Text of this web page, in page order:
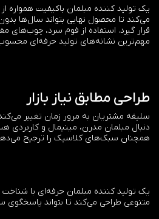
یک تولید کننده مبلمان باکیفیت همواره
می‌کند تا محصول نهایی بتواند سال‌ها
قرار گیرد. استفاده از فوم سرد، چوب‌های
مهم‌ترین نشانه‌های تولید حرفه‌ای
طراحی مطابق نیاز بازار
سلیقه مشتریان به مرور زمان تغییر می‌کند.
دنبال مبلمان مدرن، مینیمال و کاربردی
همچنان سبک‌های کلاسیک را ترجیح
یک تولید کننده مبلمان حرفه‌ای با شناخت
متنوعی طراحی می‌کند تا بتواند پاسخگوی